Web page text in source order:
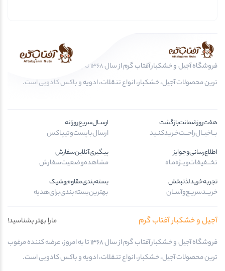
فروشگاه آجیل و خشکبار آفتاب گرم از سال 1368 تا به امروز، عرضه کننده مرغوب
ترین محصولات آجیل، خشکبار، انواع تنقلات، ادویه و باکس کادویی است.
هفت‌روز‌ضمانت‌بازگشت
بــا‌خیــال‌راحـــت‌خـرید‌کنــید
ارســال‌سریع‌روزانه
ارسال‌با‌پست‌و‌تیپاکس
اطلاع‌رسانی‌و‌جوایز
تخـــفیفات‌ویــژه‌مـاه
پیگیری‌آنلاین‌سفارش
مشاهده‌وضعیت‌سفارش
تجربه‌خرید‌لذتبخش
خریــد‌سریـع‌و‌آســان
بسته‌بندی‌مقاوم‌وشیک
بهترین‌بسته‌بندی‌برای‌هدیه
آجیل و خشکبار آفتاب گرم
مارا بهتر بشناسید!
فروشگاه آجیل و خشکبار آفتاب گرم از سال 1368 تا به امروز، عرضه کننده مرغوب
ترین محصولات آجیل، خشکبار، انواع تنقلات، ادویه و باکس کادویی است.